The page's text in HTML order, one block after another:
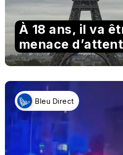
À 18 ans, il va
menace
Bleu Direct